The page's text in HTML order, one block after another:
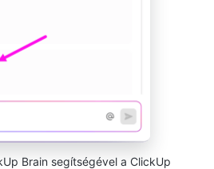
Brain segítségével a ClickUp